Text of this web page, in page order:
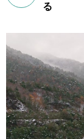
る